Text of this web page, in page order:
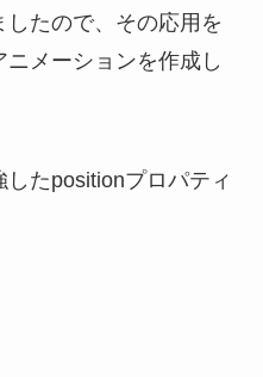
たので、その応用を
メーションを作成し
たpositionプロパティ